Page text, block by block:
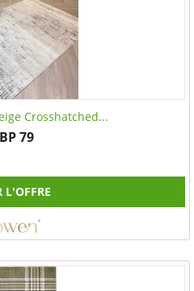
Crosshatched...
79
L'OFFRE